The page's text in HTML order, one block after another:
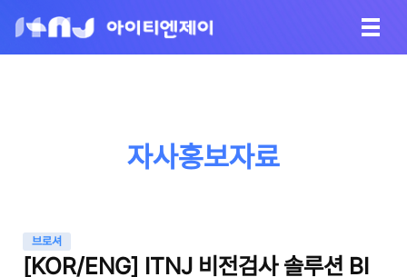
자사홍보자료
브로셔
[KOR/ENG] ITNJ 비전검사 솔루션 BI